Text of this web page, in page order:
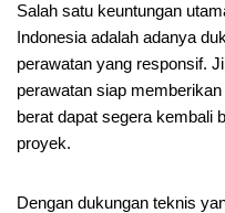
Salah satu keuntungan
Indonesia adalah adanya
perawatan yang responsif.
perawatan siap
berat dapat segera kembali
proyek.
Dengan dukungan teknis